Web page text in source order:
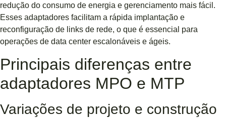
redução do consumo de energia e gerenciamento mais fácil.
Esses adaptadores facilitam a rápida implantação e
reconfiguração de links de rede, o que é essencial para
operações de data center escalonáveis ​​e ágeis.
Principais diferenças entre
adaptadores MPO e MTP
Variações de projeto e construção